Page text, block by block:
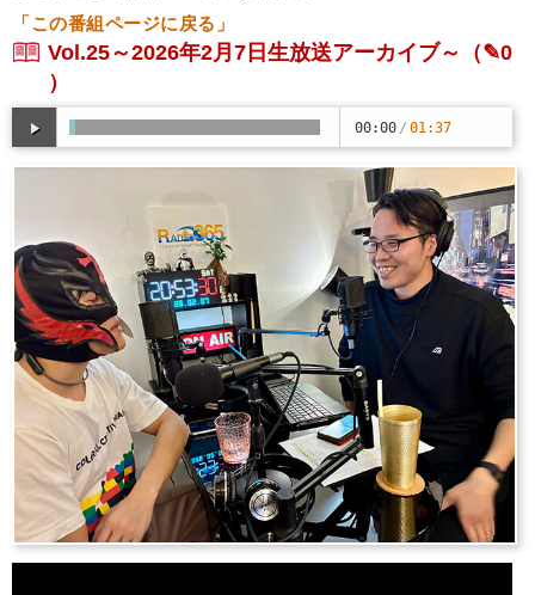
「この番組ページに戻る」
Vol.25～2026年2月7日生放送アーカイブ～
（✎0
）
00:00 / 01:37